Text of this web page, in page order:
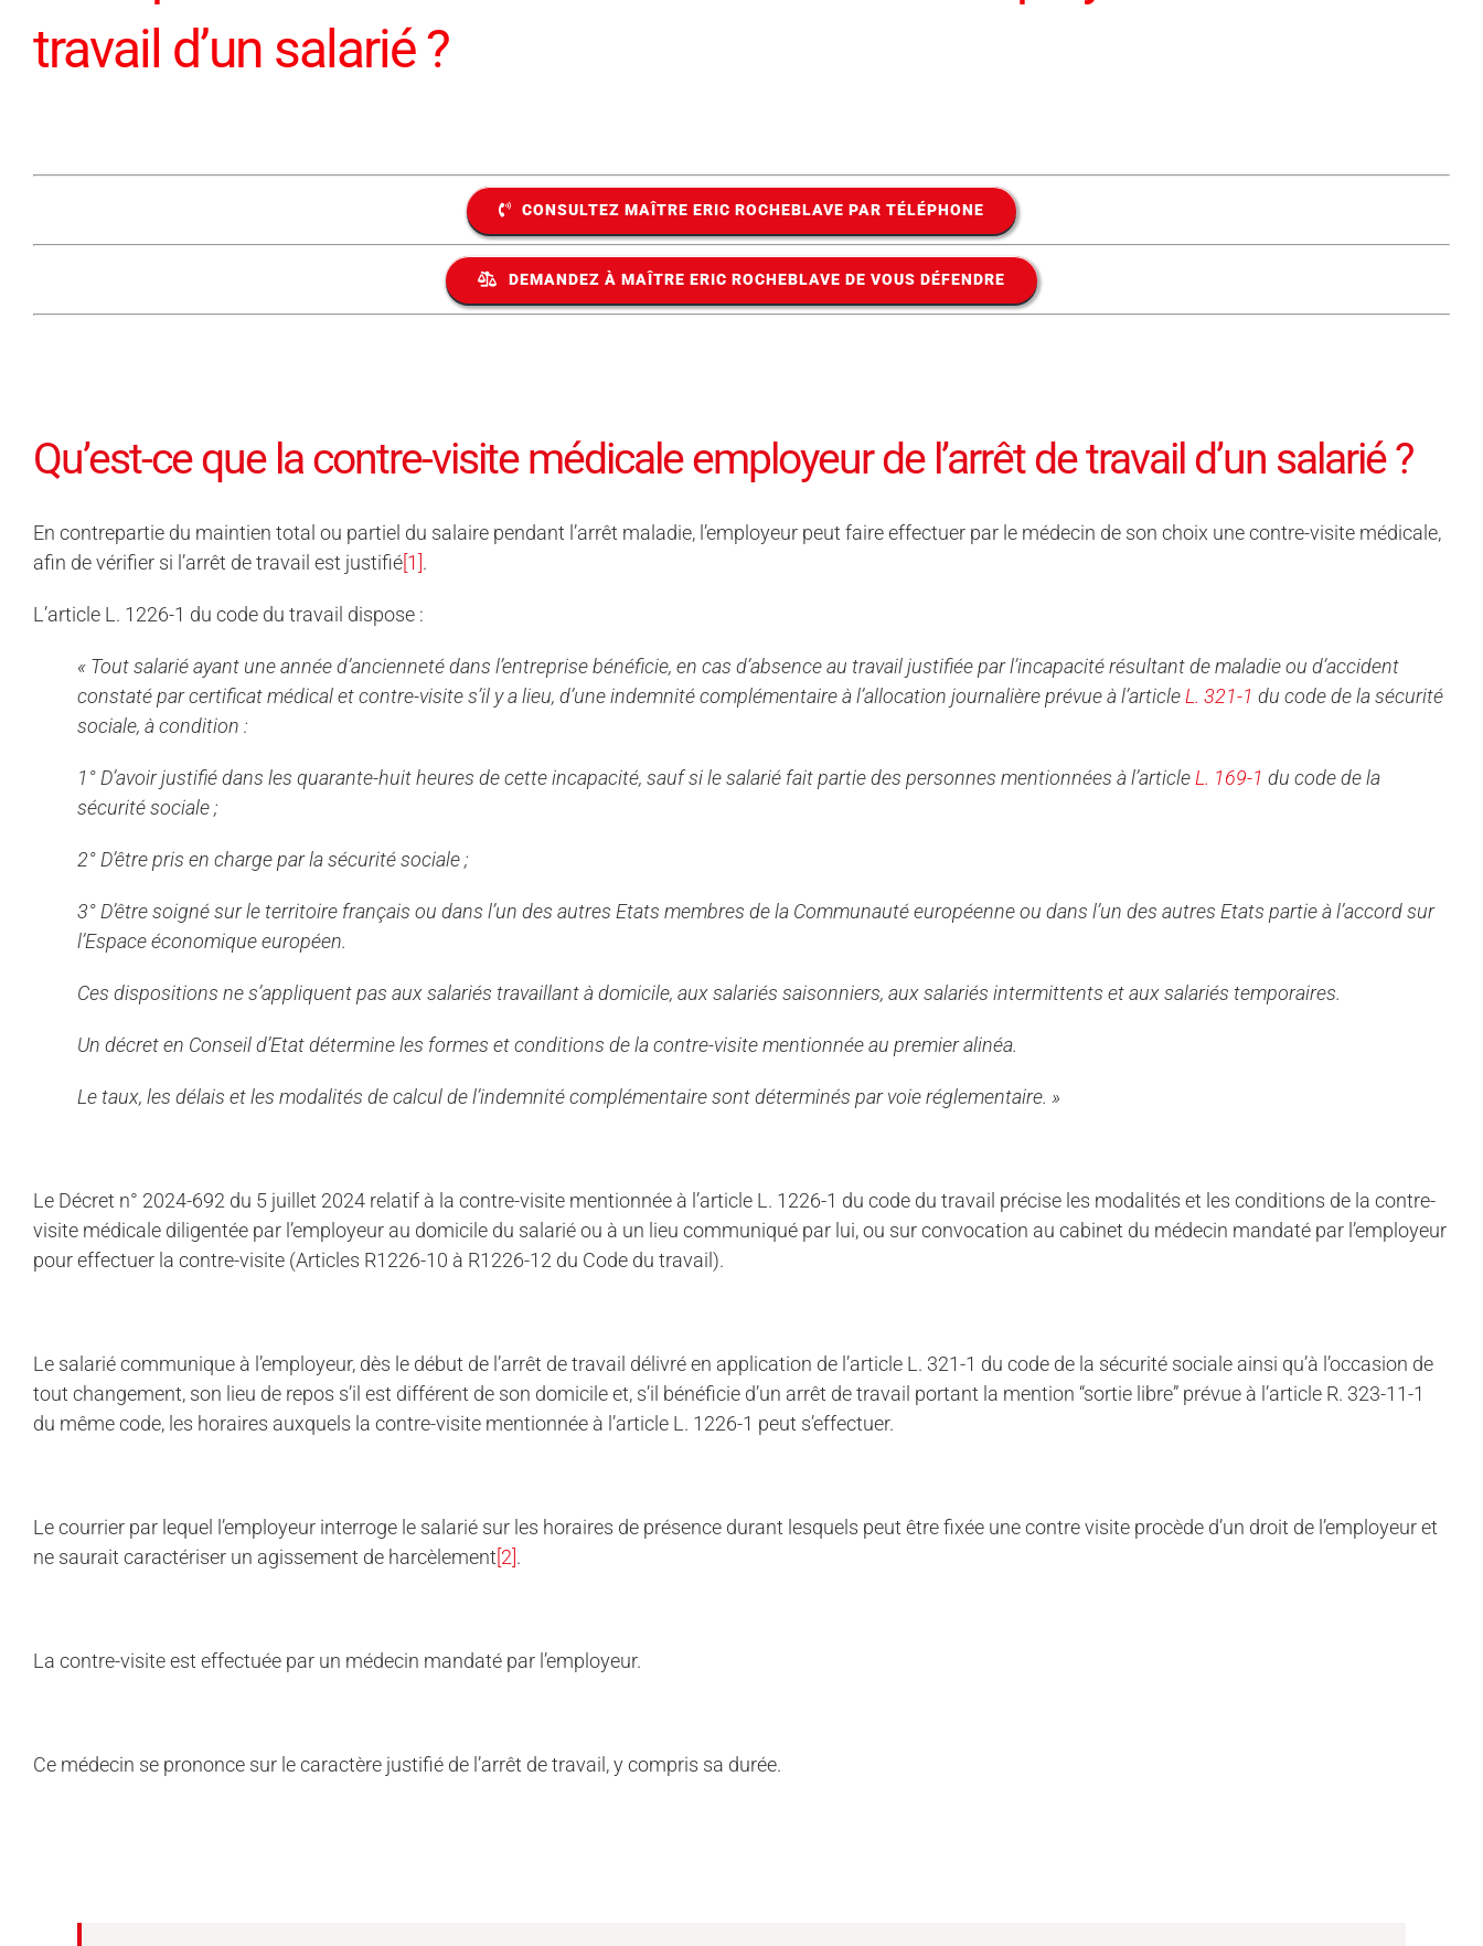
travail d’un salarié ?
CONSULTEZ MAÎTRE ERIC ROCHEBLAVE PAR TÉLÉPHONE
DEMANDEZ À MAÎTRE ERIC ROCHEBLAVE DE VOUS DÉFENDRE
Qu’est-ce que la contre-visite médicale employeur de l’arrêt de travail d’un salarié ?
En contrepartie du maintien total ou partiel du salaire pendant l’arrêt maladie, l’employeur peut faire effectuer par le médecin de son choix unecontre-visite médicale,
afin de vérifier si l’arrêt de travail est justifié[1].
L’article L. 1226-1 du code du travail dispose :
« Tout salarié ayant une année d’ancienneté dans l’entreprise bénéficie, en cas d’absence au travail justifiée par l’incapacité résultant de maladie ou d’accident
constaté par certificat médical et contre-visite s’il y a lieu, d’une indemnité complémentaire à l’allocation journalière prévue à l’article L. 321-1 du code de la sécurité
sociale, à condition :
1° D’avoir justifié dans les quarante-huit heures de cette incapacité, sauf si le salarié fait partie des personnes mentionnées à l’article L. 169-1 du code de la
sécurité sociale ;
2° D’être pris en charge par la sécurité sociale ;
3° D’être soigné sur le territoire français ou dans l’un des autres Etats membres de la Communauté européenne ou dans l’un des autres Etats partie à l’accord sur
l’Espace économique européen.
Ces dispositions ne s’appliquent pas aux salariés travaillant à domicile, aux salariés saisonniers, aux salariés intermittents et aux salariés temporaires.
Un décret en Conseil d’Etat détermine les formes et conditions de la contre-visite mentionnée au premier alinéa.
Le taux, les délais et les modalités de calcul de l’indemnité complémentaire sont déterminés par voie réglementaire. »
Le Décret n° 2024-692 du 5 juillet 2024 relatif à la contre-visite mentionnée à l’article L. 1226-1 du code du travail précise les modalités et les conditions de la contre-
visite médicale diligentée par l’employeur au domicile du salarié ou à un lieu communiqué par lui, ou sur convocation au cabinet du médecin mandaté par l’employeur
pour effectuer la contre-visite (Articles R1226-10 à R1226-12 du Code du travail).
Le salarié communique à l’employeur, dès le début de l’arrêt de travail délivré en application de l’article L. 321-1 du code de la sécurité sociale ainsi qu’à l’occasion de
tout changement, son lieu de repos s’il est différent de son domicile et, s’il bénéficie d’un arrêt de travail portant la mention “sortie libre” prévue à l’article R. 323-11-1
du même code, les horaires auxquels la contre-visite mentionnée à l’article L. 1226-1 peut s’effectuer.
Le courrier par lequel l’employeur interroge le salarié sur les horaires de présence durant lesquels peut être fixée unecontrevisite procède d’un droit de l’employeur et
ne saurait caractériser un agissement de harcèlement[2].
La contre-visite est effectuée par un médecin mandaté par l’employeur.
Ce médecin se prononce sur le caractère justifié de l’arrêt de travail, y compris sa durée.